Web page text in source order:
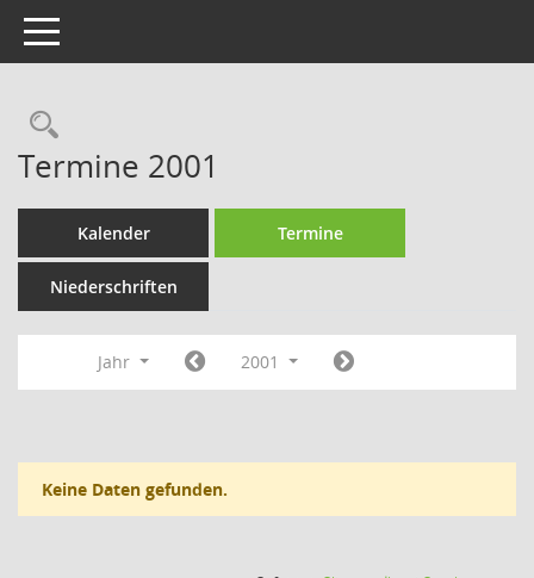
Toggle navigation
Rechercheauswahl
Termine 2001
Kalender Termine
Niederschriften
Jahr 2001
Keine Daten gefunden.